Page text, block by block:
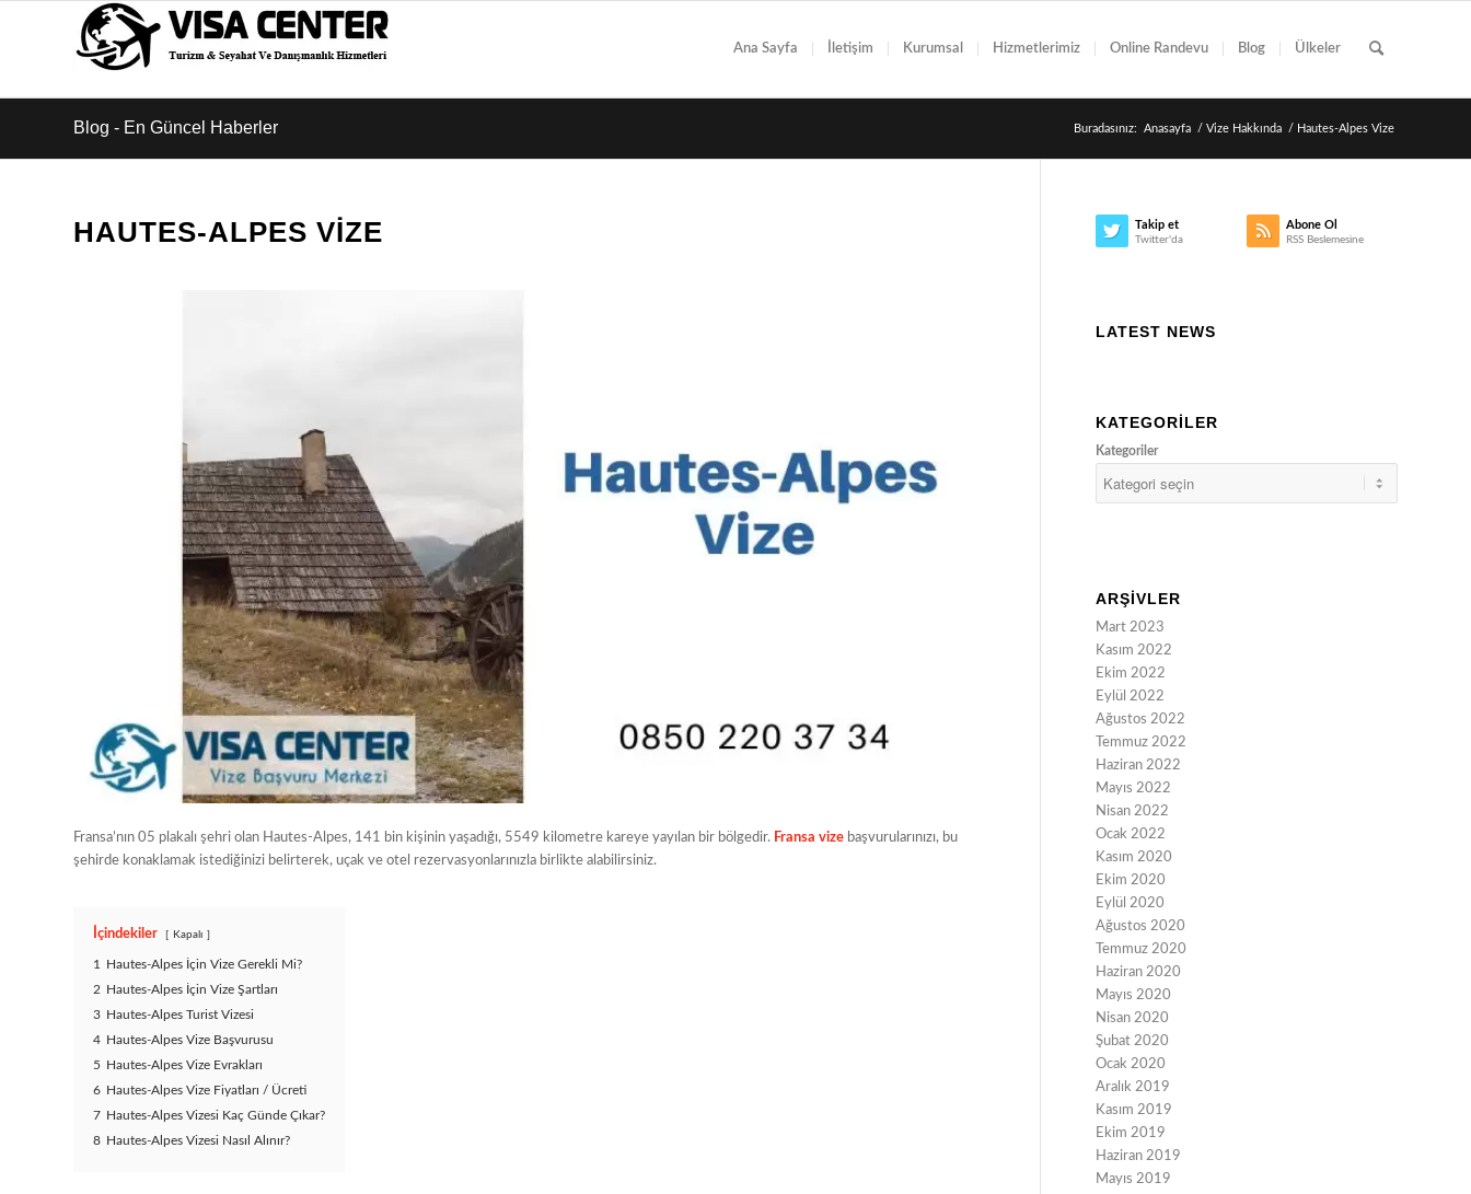
Ana Sayfa İletişim Kurumsal Hizmetlerimiz Online Randevu Blog Ülkeler
Blog - En Güncel Haberler Buradasınız: Anasayfa / Vize Hakkında / Hautes-Alpes Vize
HAUTES-ALPES VIZE
Fransa’nın 05 plakalı şehri olan Hautes-Alpes, 141 bin kişinin yaşadığı, 5549 kilometre kareye yayılan bir bölgedir. Fransa vize başvurularınızı, bu
şehirde konaklamak istediğinizi belirterek, uçak ve otel rezervasyonlarınızla birlikte alabilirsiniz.
İçindekiler Kapalı
1 Hautes-Alpes İçin Vize Gerekli Mi?
2 Hautes-Alpes İçin Vize Şartları
3 Hautes-Alpes Turist Vizesi
4 Hautes-Alpes Vize Başvurusu
5 Hautes-Alpes Vize Evrakları
6 Hautes-Alpes Vize Fiyatları / Ücreti
7 Hautes-Alpes Vizesi Kaç Günde Çıkar?
8 Hautes-Alpes Vizesi Nasıl Alınır?
Takip et
Twitter'da
Abone Ol
RSS Beslemesine
LATEST NEWS
KATEGORILER
Kategoriler
ARŞIVLER
Mart 2023
Kasım 2022
Ekim 2022
Eylül 2022
Ağustos 2022
Temmuz 2022
Haziran 2022
Mayıs 2022
Nisan 2022
Ocak 2022
Kasım 2020
Ekim 2020
Eylül 2020
Ağustos 2020
Temmuz 2020
Haziran 2020
Mayıs 2020
Nisan 2020
Şubat 2020
Ocak 2020
Aralık 2019
Kasım 2019
Ekim 2019
Haziran 2019
Mayıs 2019